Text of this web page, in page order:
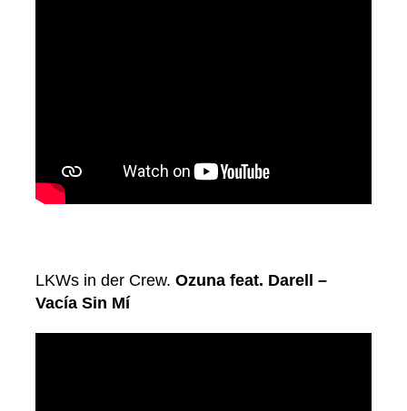
LKWs in der Crew. Ozuna feat. Darell –
Vacía Sin Mí